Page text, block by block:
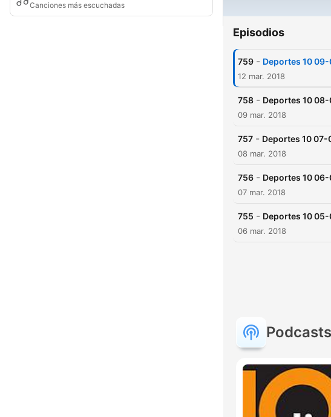
Canciones más escuchadas
Episodios
759 - Deportes 10
12 mar. 2018
758 - Deportes 10
09 mar. 2018
757 - Deportes 10
08 mar. 2018
756 - Deportes 10
07 mar. 2018
755 - Deportes 10
06 mar. 2018